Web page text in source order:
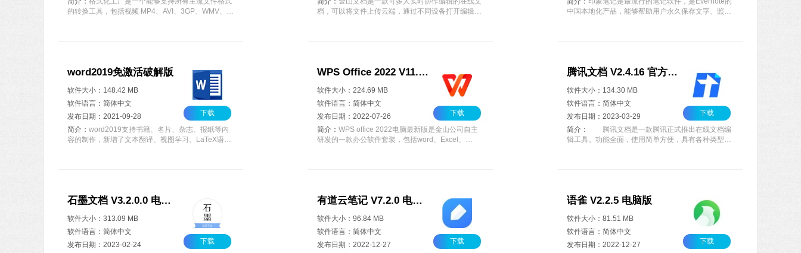
的转换工具，包括视频 MP4、AVI、3GP、WMV、
同设备对应的播放格式，而是直接从格式工厂的列表
档，可以将文件上传云端，通过不同设备打开编辑修
中国本地化产品，能够帮助用户永久保存文字、照
word2019免激活破解版
软件大小：148.42 MB
软件语言：简体中文
发布日期：2021-09-28
下载
简介： word2019支持书籍、名片、杂志、报纸等内
容的制作，新增了文本翻译、视图学习、LaTeX语法
WPS Office 2022 V11.1.0.11875 电脑最新版
软件大小：224.69 MB
软件语言：简体中文
发布日期：2022-07-26
下载
简介： WPS office 2022电脑最新版是金山公司自主
研发的一款办公软件套装，包括word、Excel、
腾讯文档 V2.4.16 官方最新版
软件大小：134.30 MB
软件语言：简体中文
发布日期：2023-03-29
下载
简介：
腾讯文档是一款腾讯正式推出在线文档编
辑工具。功能全面，使用简单方便，具有各种类型的
石墨文档 V3.2.0.0 电脑版
软件大小：313.09 MB
软件语言：简体中文
发布日期：2023-02-24
下载
有道云笔记 V7.2.0 电脑版
软件大小：96.84 MB
软件语言：简体中文
发布日期：2022-12-27
下载
语雀 V2.2.5 电脑版
软件大小：81.51 MB
软件语言：简体中文
发布日期：2022-12-27
下载